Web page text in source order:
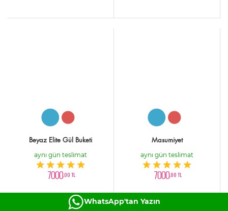
Beyaz Elite Gül Buketi
aynı gün teslimat
7000,00 TL
Masumiyet
aynı gün teslimat
7000,00 TL
WhatsApp'tan Yazın